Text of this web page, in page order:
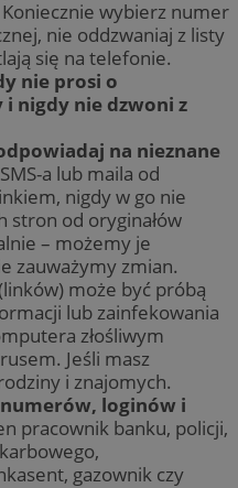
wybierz numer
nie oddzwaniaj z listy
się na telefonie.
nie prosi o
nigdy nie dzwoni z
na nieznane
a lub maila od
nigdy w go nie
stron od oryginałów
– możemy je
zauważymy zmian.
może być próbą
lub zainfekowania
złośliwym
Jeśli masz
i znajomych.
loginów i
pracownik banku, policji,
gazownik czy